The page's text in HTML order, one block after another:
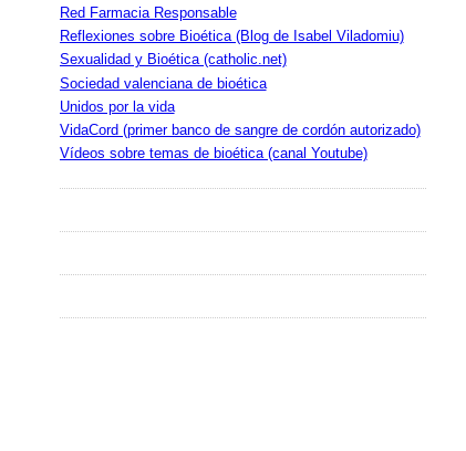
Red Farmacia Responsable
Reflexiones sobre Bioética (Blog de Isabel Viladomiu)
Sexualidad y Bioética (catholic.net)
Sociedad valenciana de bioética
Unidos por la vida
VidaCord (primer banco de sangre de cordón autorizado)
Vídeos sobre temas de bioética (canal Youtube)